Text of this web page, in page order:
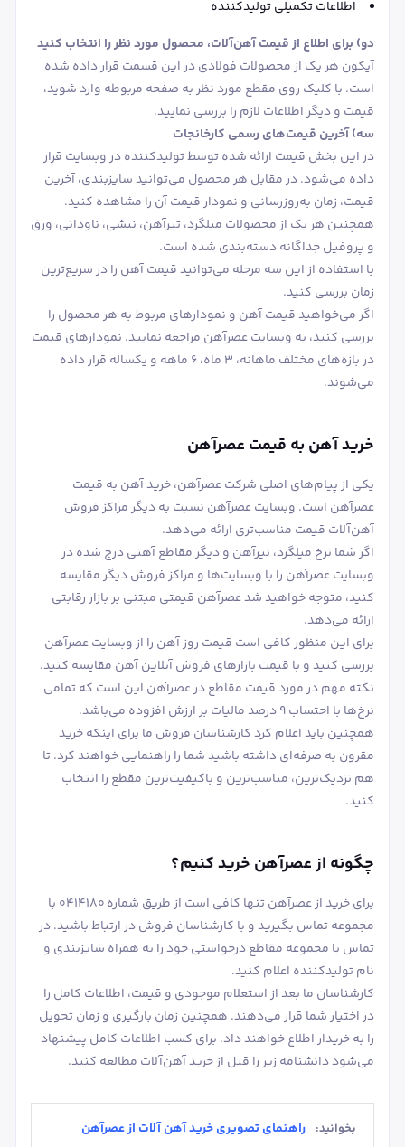
اطلاعات تکمیلی تولیدکننده
دو) برای اطلاع از قیمت آهن‌آلات، محصول مورد نظر را انتخاب کنید
آیکون هر یک از محصولات فولادی در این قسمت قرار داده شده
است. با کلیک روی مقطع مورد نظر به صفحه مربوطه وارد شوید،
قیمت و دیگر اطلاعات لازم را بررسی نمایید.
سه) آخرین قیمت‌های رسمی کارخانجات
در این بخش قیمت ارائه شده توسط تولیدکننده در وبسایت قرار
داده می‌شود. در مقابل هر محصول می‌توانید سایزبندی، آخرین
قیمت، زمان به‌روزرسانی و نمودار قیمت آن را مشاهده کنید.
همچنین هر یک از محصولات میلگرد، تیرآهن، نبشی، ناودانی، ورق
و پروفیل جداگانه دسته‌بندی شده است.
با استفاده از این سه مرحله می‌توانید قیمت آهن را در سریع‌ترین
زمان بررسی کنید.
اگر می‌خواهید قیمت آهن و نمودارهای مربوط به هر محصول را
بررسی کنید، به وبسایت عصرآهن مراجعه نمایید. نمودارهای قیمت
در بازه‌های مختلف ماهانه، 3 ماه، 6 ماهه و یکساله قرار داده
می‌شوند.
خرید آهن به قیمت عصرآهن
یکی از پیام‌های اصلی شرکت عصرآهن، خرید آهن به قیمت
عصرآهن است. وبسایت عصرآهن نسبت به دیگر مراکز فروش
آهن‌آلات قیمت مناسب‌تری ارائه می‌دهد.
اگر شما نرخ میلگرد، تیرآهن و دیگر مقاطع آهنی درج شده در
وبسایت عصرآهن را با وبسایت‌ها و مراکز فروش دیگر مقایسه
کنید، متوجه خواهید شد عصرآهن قیمتی مبتنی بر بازار رقابتی
ارائه می‌دهد.
برای این منظور کافی است قیمت روز آهن را از وبسایت عصرآهن
بررسی کنید و با قیمت بازارهای فروش آنلاین آهن مقایسه کنید.
نکته مهم در مورد قیمت مقاطع در عصرآهن این است که تمامی
نرخ‌ها با احتساب 9 درصد مالیات بر ارزش افزوده می‌باشد.
همچنین باید اعلام کرد کارشناسان فروش ما برای اینکه خرید
مقرون به صرفه‌ای داشته باشید شما را راهنمایی خواهند کرد. تا
هم نزدیک‌ترین، مناسب‌ترین و باکیفیت‌ترین مقطع را انتخاب
کنید.
چگونه از عصرآهن خرید کنیم؟
برای خرید از عصرآهن تنها کافی است از طریق شماره 0414180 با
مجموعه تماس بگیرید و با کارشناسان فروش در ارتباط باشید. در
تماس با مجموعه مقاطع درخواستی خود را به همراه سایزبندی و
نام تولیدکننده اعلام کنید.
کارشناسان ما بعد از استعلام موجودی و قیمت، اطلاعات کامل را
در اختیار شما قرار می‌دهند. همچنین زمان بارگیری و زمان تحویل
را به خریدار اطلاع خواهند داد. برای کسب اطلاعات کامل پیشنهاد
می‌شود دانشنامه زیر را قبل از خرید آهن‌آلات مطالعه کنید.
بخوانید: راهنمای تصویری خرید آهن آلات از عصرآهن